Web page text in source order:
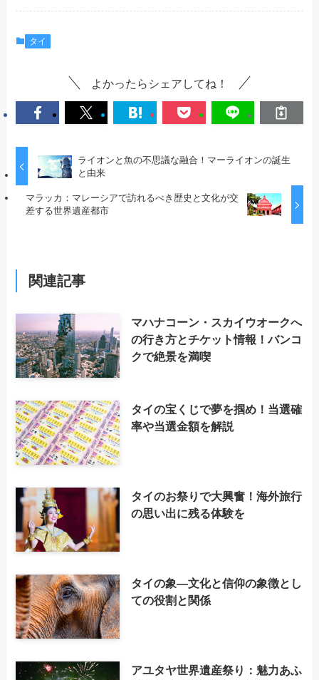
タイ
よかったらシェアしてね！
ライオンと魚の不思議な融合！マーライオンの誕生
と由来
マラッカ：マレーシアで訪れるべき歴史と文化が交
差する世界遺産都市
関連記事
マハナコーン・スカイウオークへ
の行き方とチケット情報！バンコ
クで絶景を満喫
タイの宝くじで夢を掴め！当選確
率や当選金額を解説
タイのお祭りで大興奮！海外旅行
の思い出に残る体験を
タイの象―文化と信仰の象徴とし
ての役割と関係
アユタヤ世界遺産祭り：魅力あふ